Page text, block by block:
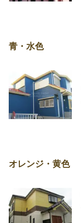
青・水色
オレンジ・黄色